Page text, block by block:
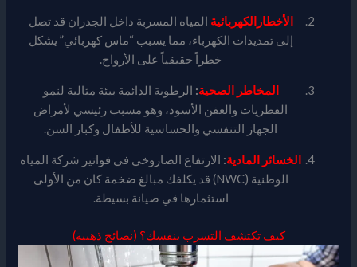
الأخطارالكهربائية المياه المسربة داخل الجدران قد تصل
إلى تمديدات الكهرباء، مما يسبب “ماس كهربائي” يشكل
خطراً حقيقياً على الأرواح.
المخاطر الصحية: الرطوبة الدائمة بيئة مثالية لنمو
الفطريات والعفن الأسود، وهو مسبب رئيسي لأمراض
الجهاز التنفسي والحساسية للأطفال وكبار السن.
الخسائر المادية: الارتفاع الصاروخي في فواتير شركة المياه
الوطنية (NWC) قد يكلفك مبالغ ضخمة كان من الأولى
استثمارها في صيانة بسيطة.
كيف تكتشف التسرب بنفسك؟ (نصائح ذهبية)